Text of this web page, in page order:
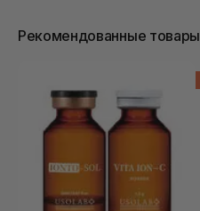
Рекомендованные товары